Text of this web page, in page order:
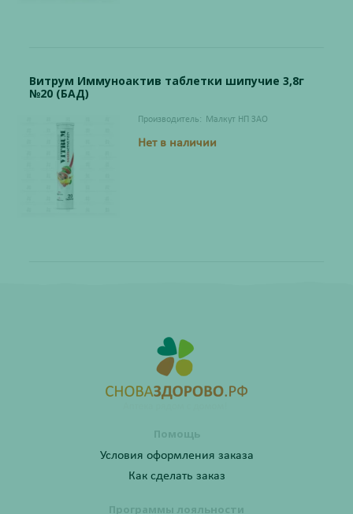
Витрум Иммуноактив таблетки шипучие 3,8г
№20 (БАД)
Производитель: Малкут НП ЗАО
Нет в наличии
Помощь
Условия оформления заказа
Как сделать заказ
Программы лояльности